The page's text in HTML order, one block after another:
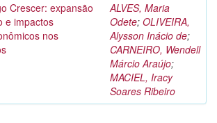
Crescer: expansão
e impactos
nos
ALVES, Maria
Odete; OLIVEIRA,
Alysson Inácio de;
CARNEIRO, Wendell
Márcio Araújo;
MACIEL, Iracy
Soares Ribeiro